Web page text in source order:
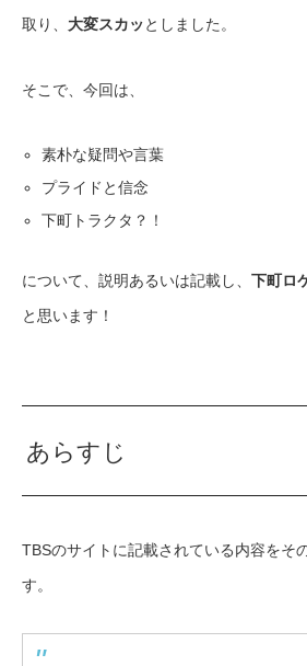
取り、 大変スカッとしました。
そこで、今回は、
素朴な疑問や言葉
プライドと信念
下町トラクタ？！
について、説明あるいは記載し、 下町ロ
と思います！
あらすじ
TBSのサイトに記載されている内容をそ
す。